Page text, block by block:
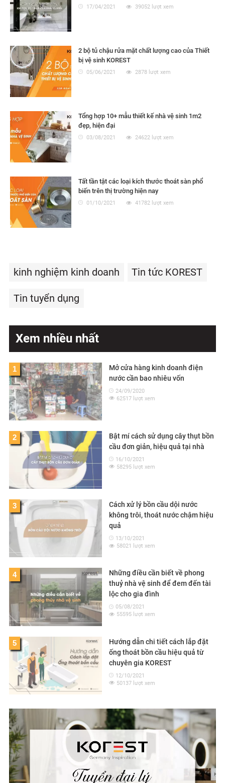
17/04/2021 39052 lượt xem
2 bộ tủ chậu rửa mặt chất lượng cao của Thiết
bị vệ sinh KOREST
05/06/2021 2878 lượt xem
Tổng hợp 10+ mẫu thiết kế nhà vệ sinh 1m2
đẹp, hiện đại
03/08/2021 24622 lượt xem
Tất tần tật các loại kích thước thoát sàn phổ
biến trên thị trường hiện nay
01/10/2021 41782 lượt xem
kinh nghiệm kinh doanh Tin tức KOREST
Tin tuyển dụng
Xem nhiều nhất
1
Mở cửa hàng kinh doanh điện
nước cần bao nhiêu vốn
24/09/2020
62517 lượt xem
2
Bật mí cách sử dụng cây thụt bồn
cầu đơn giản, hiệu quả tại nhà
16/10/2021
58295 lượt xem
3
Cách xử lý bồn cầu dội nước
không trôi, thoát nước chậm hiệu
quả
13/10/2021
58021 lượt xem
4
Những điều cần biết về phong
thuỷ nhà vệ sinh để đem đến tài
lộc cho gia đình
05/08/2021
55595 lượt xem
5
Hướng dẫn chi tiết cách lắp đặt
ống thoát bồn cầu hiệu quả từ
chuyên gia KOREST
12/10/2021
50137 lượt xem